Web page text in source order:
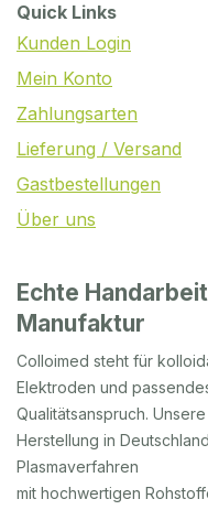
Quick Links
Kunden Login
Mein Konto
Zahlungsarten
Lieferung / Versand
Gastbestellungen
Über uns
Echte
Manufaktur
Colloimed steht für
Elektroden und
Qualitätsanspruch.
Herstellung in
Plasmaverfahren
mit hochwertigen